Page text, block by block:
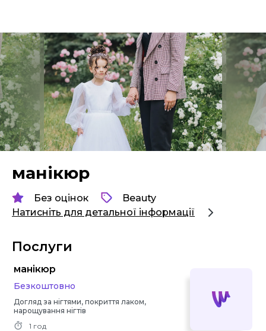
манікюр
Без оцінок
Beauty
Натисніть для детальної інформації
Послуги
манікюр
Безкоштовно
Догляд за нігтями, покриття лаком,
нарощування нігтів
1 год